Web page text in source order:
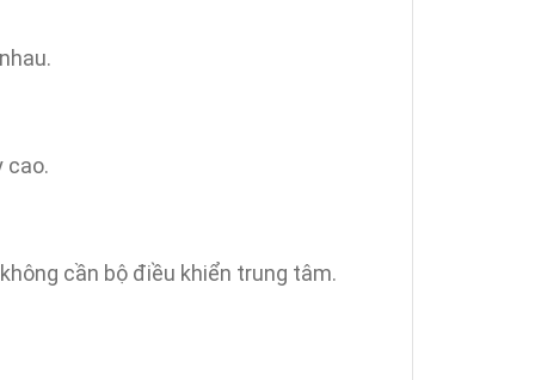
cao.
cần bộ điều khiển trung tâm.